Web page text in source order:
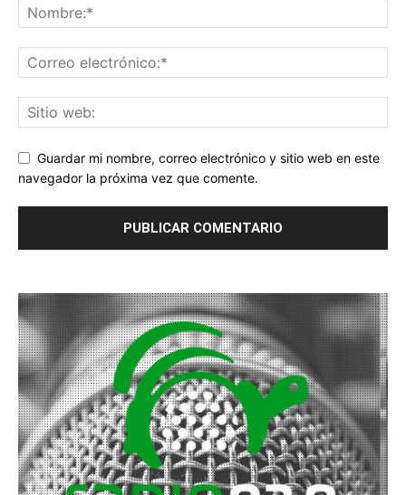
Guardar mi nombre, correo electrónico y sitio web en este
navegador la próxima vez que comente.